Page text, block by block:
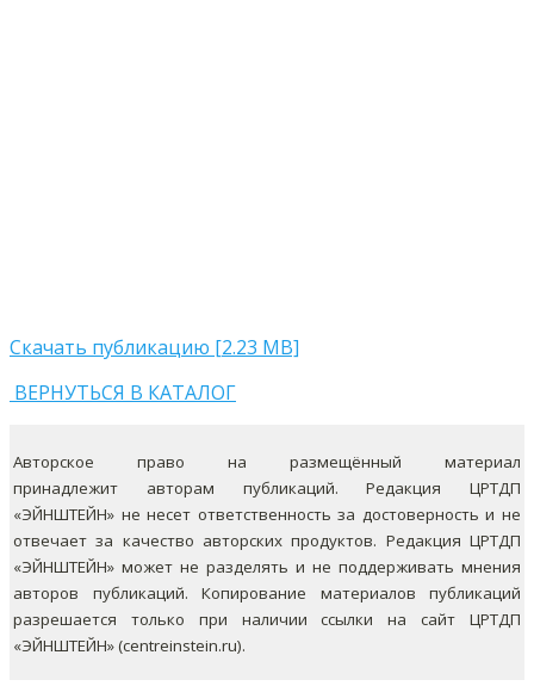
Скачать публикацию [2.23 MB]
ВЕРНУТЬСЯ В КАТАЛОГ
Авторское право на размещённый материал
принадлежит авторам публикаций. Редакция ЦРТДП
«ЭЙНШТЕЙН» не несет ответственность за достоверность и не
отвечает за качество авторских продуктов. Редакция ЦРТДП
«ЭЙНШТЕЙН» может не разделять и не поддерживать мнения
авторов публикаций. Копирование материалов публикаций
разрешается только при наличии ссылки на сайт ЦРТДП
«ЭЙНШТЕЙН» (centreinstein.ru).